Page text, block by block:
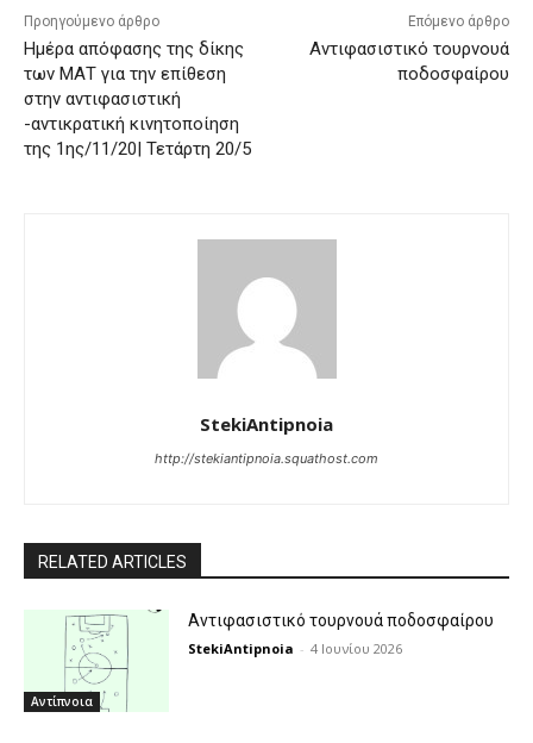
Προηγούμενο άρθρο
Ημέρα απόφασης της δίκης
των ΜΑΤ για την επίθεση
στην αντιφασιστική
-αντικρατική κινητοποίηση
της 1ης/11/20| Τετάρτη 20/5
Επόμενο άρθρο
Αντιφασιστικό τουρνουά
ποδοσφαίρου
StekiAntipnoia
http://stekiantipnoia.squathost.com
RELATED ARTICLES
Αντίπνοια
Αντιφασιστικό τουρνουά ποδοσφαίρου
StekiAntipnoia - 4 Ιουνίου 2026